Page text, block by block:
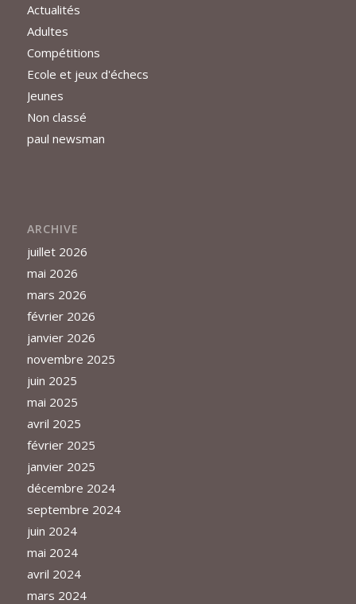
Actualités
Adultes
Compétitions
Ecole et jeux d'échecs
Jeunes
Non classé
paul newsman
ARCHIVE
juillet 2026
mai 2026
mars 2026
février 2026
janvier 2026
novembre 2025
juin 2025
mai 2025
avril 2025
février 2025
janvier 2025
décembre 2024
septembre 2024
juin 2024
mai 2024
avril 2024
mars 2024